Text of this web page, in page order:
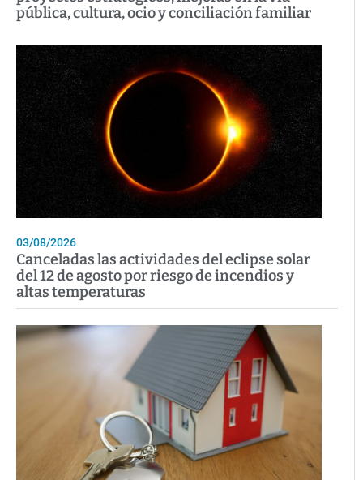
pública, cultura, ocio y conciliación familiar
03/08/2026
Canceladas las actividades del eclipse solar
del 12 de agosto por riesgo de incendios y
altas temperaturas